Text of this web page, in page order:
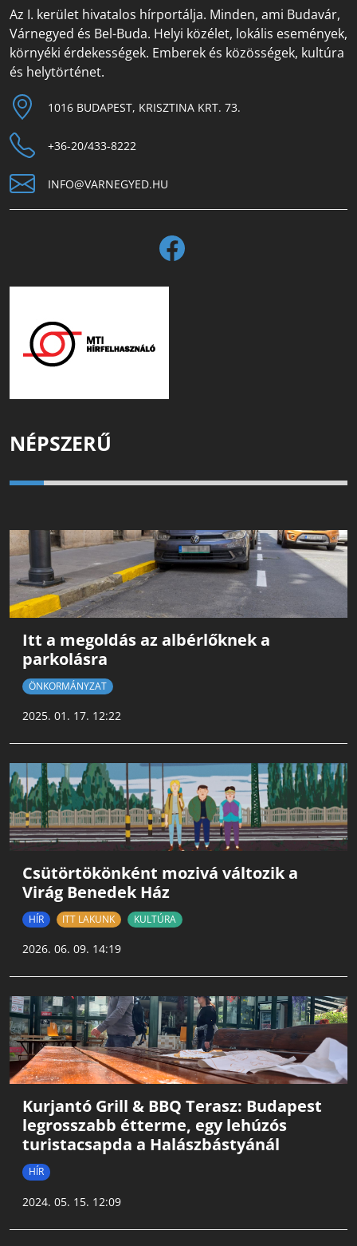
Az I. kerület hivatalos hírportálja. Minden, ami Budavár,
Várnegyed és Bel-Buda. Helyi közélet, lokális események,
környéki érdekességek. Emberek és közösségek, kultúra
és helytörténet.
1016 BUDAPEST, KRISZTINA KRT. 73.
+36-20/433-8222
INFO@VARNEGYED.HU
NÉPSZERŰ
Itt a megoldás az albérlőknek a
parkolásra
ÖNKORMÁNYZAT
2025. 01. 17. 12:22
Csütörtökönként mozivá változik a
Virág Benedek Ház
HÍR ITT LAKUNK KULTÚRA
2026. 06. 09. 14:19
Kurjantó Grill & BBQ Terasz: Budapest
legrosszabb étterme, egy lehúzós
turistacsapda a Halászbástyánál
HÍR
2024. 05. 15. 12:09